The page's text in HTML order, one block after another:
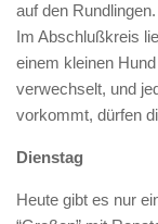
Pädagogisches
Wald- und
Infos und Team
Waldwölfe
auf den Rundlingen.
Im Abschlußkreis
einem kleinen
verwechselt, und
vorkommt, dürfen
Dienstag
Heute gibt es nur